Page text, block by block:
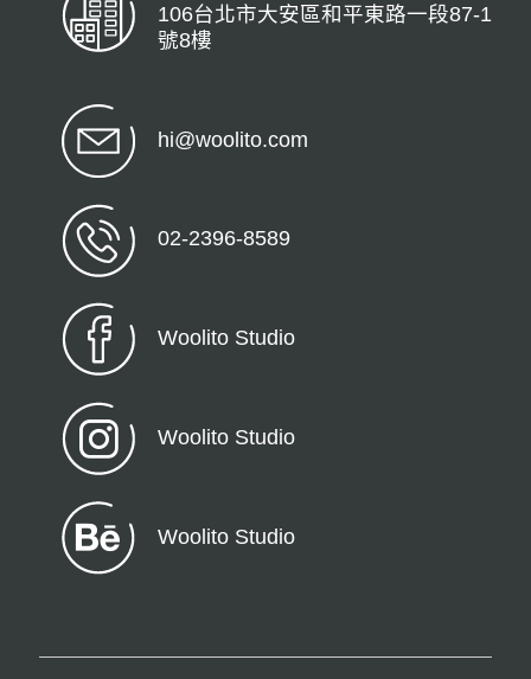
106台北市大安區和平東路一段87-1
號8樓
hi@woolito.com
02-2396-8589
Woolito Studio
Woolito Studio
Woolito Studio